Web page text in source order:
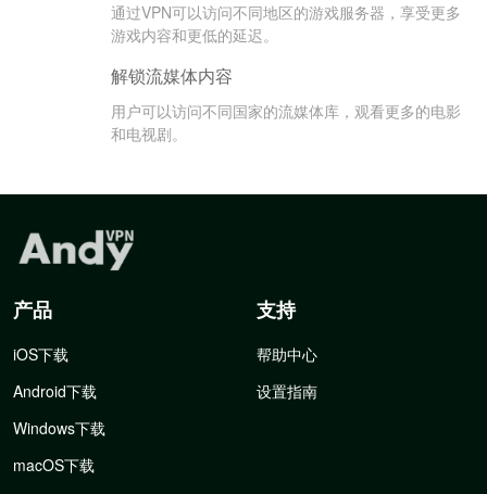
通过VPN可以访问不同地区的游戏服务器，享受更多
游戏内容和更低的延迟。
解锁流媒体内容
用户可以访问不同国家的流媒体库，观看更多的电影
和电视剧。
产品
iOS下载
Android下载
Windows下载
macOS下载
支持
帮助中心
设置指南